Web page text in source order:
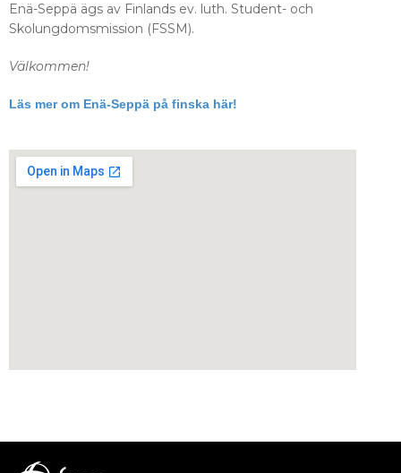
Enä-Seppä ägs av Finlands ev. luth. Student- och
Skolungdomsmission (FSSM).
Välkommen!
Läs mer om Enä-Seppä på finska här!